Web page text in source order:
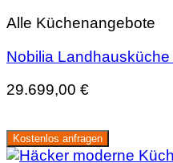
Alle Küchenangebote
Nobilia
29.699,00 €
Kostenlos anfragen